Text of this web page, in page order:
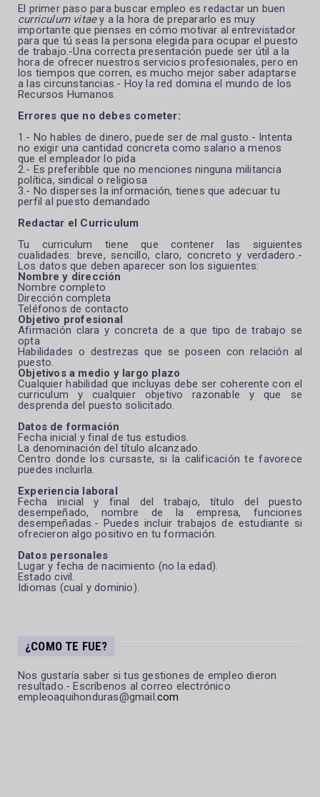
El primer paso para buscar empleo es redactar un buen
curriculum vitaey a la hora de prepararlo es muy
importante que pienses en cómo motivar al entrevistador
para que tú seas la persona elegida para ocupar el puesto
de trabajo.-Una correcta presentación puede ser útil a la
hora de ofrecer nuestros servicios profesionales, pero en
los tiempos que corren, es mucho mejor saber adaptarse
a las circunstancias.- Hoy la red domina el mundo de los
Recursos Humanos.
Errores que no debes cometer:
1.- No hables de dinero, puede ser de mal gusto.- Intenta
no exigir una cantidad concreta como salario a menos
que el empleador lo pida
2.- Es preferibble que no menciones ninguna militancia
política, sindical o religiosa
3.- No disperses la información, tienes que adecuar tu
perfil al puesto demandado
Redactar el Curriculum
Tu curriculum tiene que contener las siguientes
cualidades: breve, sencillo, claro, concreto y verdadero.-
Los datos que deben aparecer son los siguientes:
Nombre y dirección
Nombre completo
Dirección completa
Teléfonos de contacto
Objetivo profesional
Afirmación clara y concreta de a que tipo de trabajo se
opta
Habilidades o destrezas que se poseen con relación al
puesto.
Objetivos a medio y largo plazo
Cualquier habilidad que incluyas debe ser coherente con el
curriculum y cualquier objetivo razonable y que se
desprenda del puesto solicitado.
Datos de formación
Fecha inicial y final de tus estudios.
La denominación del título alcanzado.
Centro donde los cursaste, si la calificación te favorece
puedes incluirla.
Experiencia laboral
Fecha inicial y final del trabajo, título del puesto
desempeñado, nombre de la empresa, funciones
desempeñadas.- Puedes incluir trabajos de estudiante si
ofrecieron algo positivo en tu formación.
Datos personales
Lugar y fecha de nacimiento (no la edad).
Estado civil.
Idiomas (cual y dominio).
¿COMO TE FUE?
Nos gustaría saber si tus gestiones de empleo dieron
resultado.- Escríbenos al correo electrónico
empleoaquihonduras@gmail.com